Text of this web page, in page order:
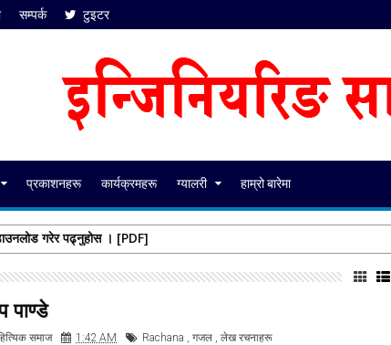
सम्पर्क टुइटर
प्रकाशनहरू कार्यक्रमहरू ग्यालरी हाम्रो बारेमा
गरेर पढ्नुहोस । [PDF]
पाण्डे
समाज 1:42 AM Rachana , गजल , लेख रचनाहरू